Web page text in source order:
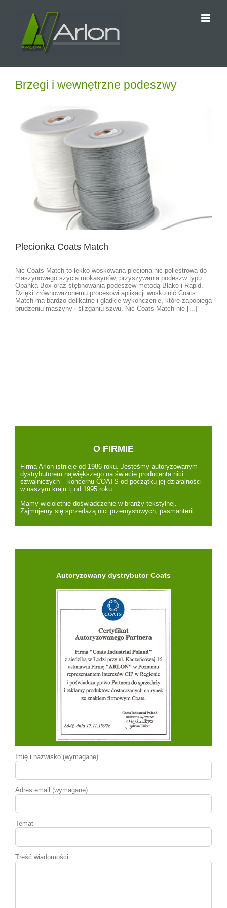
zawartości
Brzegi i wewnętrzne podeszwy
Plecionka Coats Match
Nić Coats Match to lekko woskowana pleciona nić poliestrowa do
maszynowego szycia mokasynów, przyszywania podeszw typu
Opanka Box oraz stębnowania podeszew metodą Blake i Rapid.
Dzięki zrównoważonemu procesowi aplikacji wosku nić Coats
Match ma bardzo delikatne i gładkie wykończenie, które zapobiega
brudzeniu maszyny i ślizganiu szwu. Nić Coats Match nie [...]
O FIRMIE
Firma Arlon istnieje od 1986 roku. Jesteśmy autoryzowanym
dystrybutorem największego na świecie producenta nici
szwalniczych – koncernu COATS od początku jej działalności
w naszym kraju tj od 1995 roku.
Mamy wieloletnie doświadczenie w branży tekstylnej.
Zajmujemy się sprzedażą nici przemysłowych, pasmanterii.
Autoryzowany dystrybutor Coats
Imię i nazwisko (wymagane)
Adres email (wymagane)
Temat
Treść wiadomości